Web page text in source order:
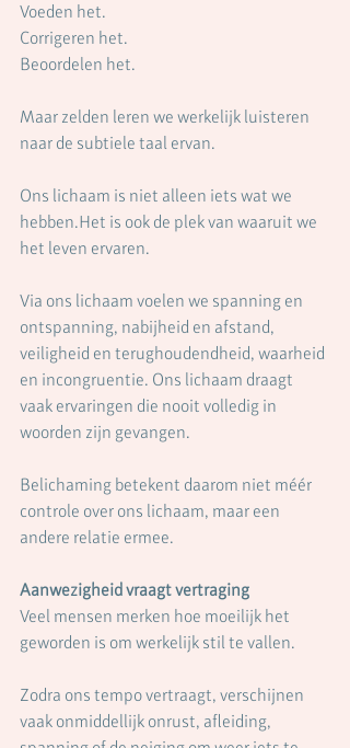
Voeden het.
Corrigeren het.
Beoordelen het.
Maar zelden leren we werkelijk luisteren
naar de subtiele taal ervan.
Ons lichaam is niet alleen iets wat we
hebben.Het is ook de plek van waaruit we
het leven ervaren.
Via ons lichaam voelen we spanning en
ontspanning, nabijheid en afstand,
veiligheid en terughoudendheid, waarheid
en incongruentie. Ons lichaam draagt
vaak ervaringen die nooit volledig in
woorden zijn gevangen.
Belichaming betekent daarom niet méér
controle over ons lichaam, maar een
andere relatie ermee.
Aanwezigheid vraagt vertraging
Veel mensen merken hoe moeilijk het
geworden is om werkelijk stil te vallen.
Zodra ons tempo vertraagt, verschijnen
vaak onmiddellijk onrust, afleiding,